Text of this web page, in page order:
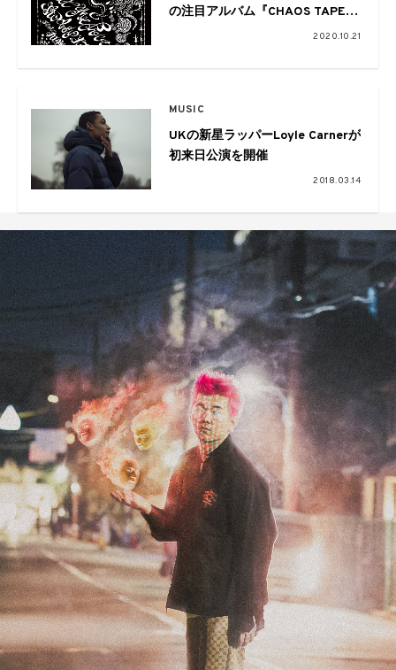
の注目アルバム『CHAOS TAPE』
より第2弾配信楽曲「Set me free
解禁
2020.10.21
MUSIC
UKの新星ラッパーLoyle Carnerが
初来日公演を開催
2018.03.14